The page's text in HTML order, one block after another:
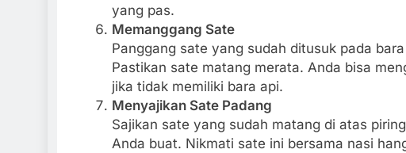
yang pas.
Memanggang Sate
Panggang sate yang sudah ditusuk pada
Pastikan sate matang merata. Anda bisa
jika tidak memiliki bara api.
Menyajikan Sate Padang
Sajikan sate yang sudah matang di atas
Anda buat. Nikmati sate ini bersama nasi